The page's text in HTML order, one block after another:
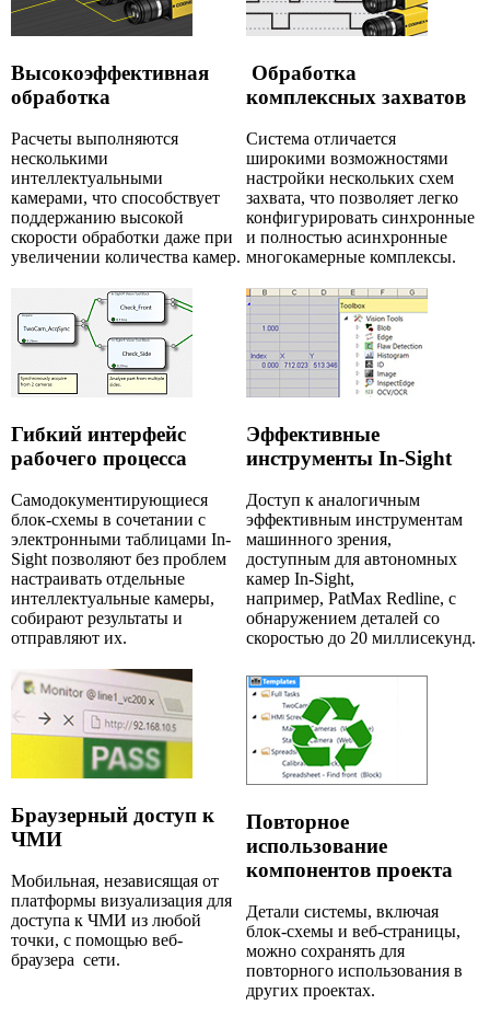
Высокоэффективная
обработка
Расчеты выполняются
несколькими
интеллектуальными
камерами, что способствует
поддержанию высокой
скорости обработки даже при
увеличении количества камер.
Обработка
комплексных захватов
Система отличается
широкими возможностями
настройки нескольких схем
захвата, что позволяет легко
конфигурировать синхронные
и полностью асинхронные
многокамерные комплексы.
Гибкий интерфейс
рабочего процесса
Самодокументирующиеся
блок-схемы в сочетании с
электронными таблицами In-
Sight позволяют без проблем
настраивать отдельные
интеллектуальные камеры,
собирают результаты и
отправляют их.
Эффективные
инструменты In-Sight
Доступ к аналогичным
эффективным инструментам
машинного зрения,
доступным для автономных
камер In-Sight,
например, PatMax Redline, с
обнаружением деталей со
скоростью до 20 миллисекунд.
Браузерный доступ к
ЧМИ
Мобильная, независящая от
платформы визуализация для
доступа к ЧМИ из любой
точки, с помощью веб-
браузера сети.
Повторное
использование
компонентов проекта
Детали системы, включая
блок-схемы и веб-страницы,
можно сохранять для
повторного использования в
других проектах.